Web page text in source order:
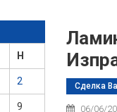
Сделка
06/06/
Н
2
9